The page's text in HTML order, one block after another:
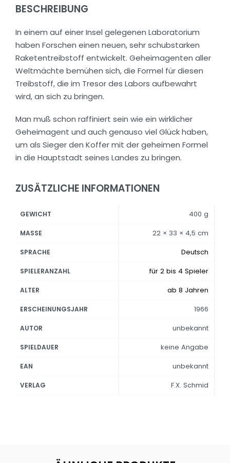
BESCHREIBUNG
In einem auf einer Insel gelegenen Laboratorium
haben Forschen einen neuen, sehr schubstarken
Raketentreibstoff entwickelt. Geheimagenten aller
Weltmächte bemühen sich, die Formel für diesen
Treibstoff, die im Tresor des Labors aufbewahrt
wird, an sich zu bringen.
Man muß schon raffiniert sein wie ein wirklicher
Geheimagent und auch genauso viel Glück haben,
um als Sieger den Koffer mit der geheimen Formel
in die Hauptstadt seines Landes zu bringen.
ZUSÄTZLICHE INFORMATIONEN
GEWICHT 400 g
MASSE 22 × 33 × 4,5 cm
SPRACHE Deutsch
SPIELERANZAHL für 2 bis 4 Spieler
ALTER ab 8 Jahren
ERSCHEINUNGSJAHR 1966
AUTOR unbekannt
SPIELDAUER keine Angabe
EAN unbekannt
VERLAG F.X. Schmid